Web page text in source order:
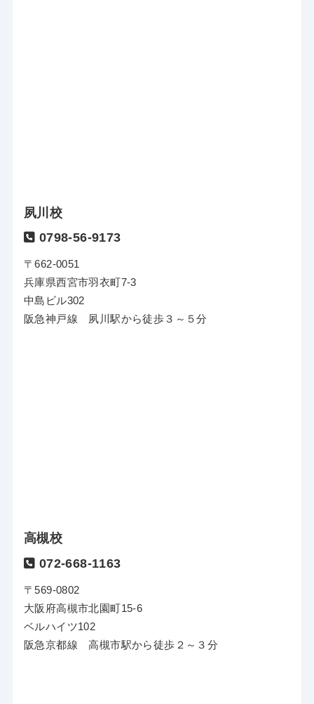
夙川校
0798-56-9173
〒662-0051
兵庫県西宮市羽衣町7-3
中島ビル302
阪急神戸線 夙川駅から徒歩３～５分
高槻校
072-668-1163
〒569-0802
大阪府高槻市北園町15-6
ベルハイツ102
阪急京都線 高槻市駅から徒歩２～３分